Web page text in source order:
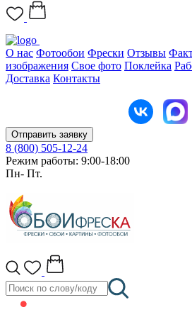
О нас Фотообои Фрески Отзывы
изображения Свое фото Поклейка
Доставка Контакты
Отправить заявку
8 (800) 505-12-24
Режим работы: 9:00-18:00
Пн- Пт.